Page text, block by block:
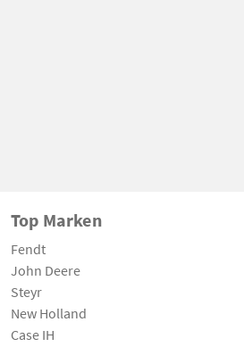
Top Marken
Fendt
John Deere
Steyr
New Holland
Case IH